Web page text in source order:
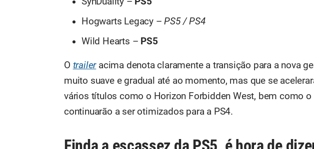
Hogwarts Legacy –PS5 / PS4
Wild Hearts – PS5
O traileracima denota claramente a transição para a nova
muito suave e gradual até ao momento, mas que se
vários títulos como o Horizon Forbidden West, bem como o
continuarão a ser otimizados para a PS4.